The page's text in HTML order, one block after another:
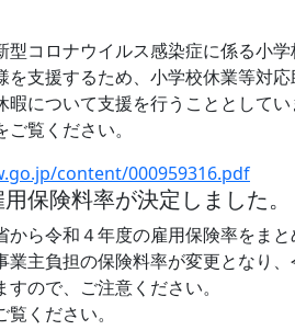
型コロナウイルス感染症に係る小
を支援するため、小学校休業等対
暇について支援を行うこととして
覧ください。
content/000959316.pdf
保険料率が決定しました。
から令和４年度の雇用保険率をま
業主負担の保険料率が変更となり
ので、ご注意ください。
ください。